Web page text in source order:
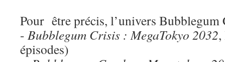
Pour être précis, l’univers Bubblegum
- Bubblegum Crisis : MegaTokyo 2032
épisodes)